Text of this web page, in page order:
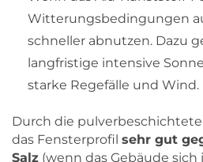
Witterungsbedingungen
schneller abnutzen. Dazu
langfristige intensive
starke Regefälle und Wind.
Durch die
das Fensterprofil sehr gut
Salz (wenn das Gebäude